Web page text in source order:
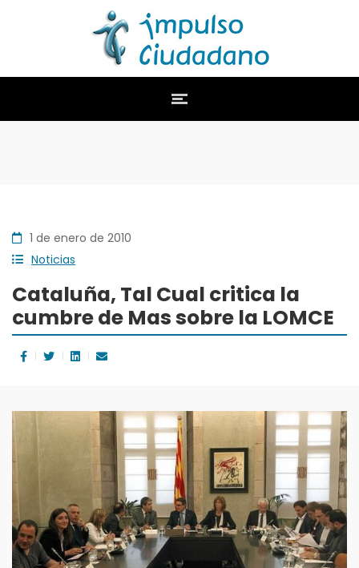
1 de enero de 2010
Noticias
Cataluña, Tal Cual critica la
cumbre de Mas sobre la LOMCE